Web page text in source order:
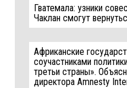
Гватемала: узники
Чаклан смогут
Африканские
соучастниками
третьи страны».
директора Amnesty